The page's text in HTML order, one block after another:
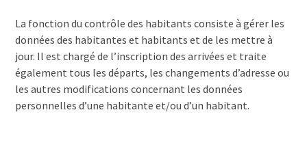
La fonction du contrôle des habitants consiste à gérer les
données des habitantes et habitants et de les mettre à
jour. Il est chargé de l’inscription des arrivées et traite
également tous les départs, les changements d’adresse ou
les autres modifications concernant les données
personnelles d’une habitante et/ou d’un habitant.